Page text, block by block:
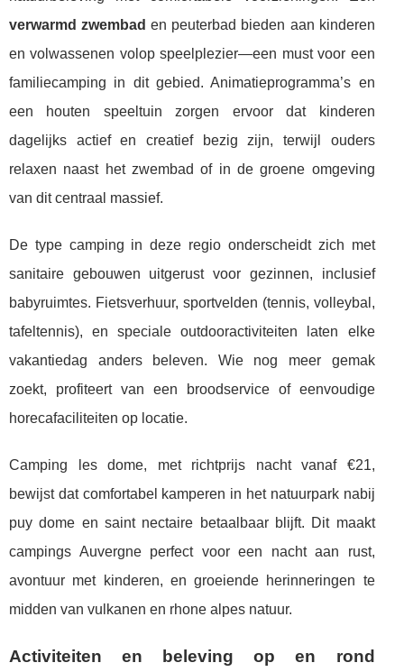
verwarmd zwembad en peuterbad bieden aan kinderen
en volwassenen volop speelplezier—een must voor een
familiecamping in dit gebied. Animatieprogramma’s en
een houten speeltuin zorgen ervoor dat kinderen
dagelijks actief en creatief bezig zijn, terwijl ouders
relaxen naast het zwembad of in de groene omgeving
van dit centraal massief.
De type camping in deze regio onderscheidt zich met
sanitaire gebouwen uitgerust voor gezinnen, inclusief
babyruimtes. Fietsverhuur, sportvelden (tennis, volleybal,
tafeltennis), en speciale outdooractiviteiten laten elke
vakantiedag anders beleven. Wie nog meer gemak
zoekt, profiteert van een broodservice of eenvoudige
horecafaciliteiten op locatie.
Camping les dome, met richtprijs nacht vanaf €21,
bewijst dat comfortabel kamperen in het natuurpark nabij
puy dome en saint nectaire betaalbaar blijft. Dit maakt
campings Auvergne perfect voor een nacht aan rust,
avontuur met kinderen, en groeiende herinneringen te
midden van vulkanen en rhone alpes natuur.
Activiteiten en beleving op en rond